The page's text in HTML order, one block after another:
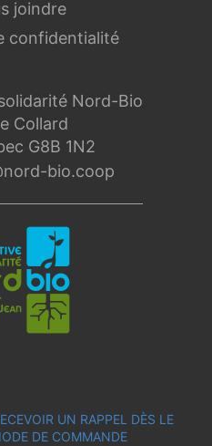
Nord-Bio
Collard
G8B 1N2
bio.coop
joindre
confidentialité
UN RAPPEL DÈS LE
DE COMMANDE